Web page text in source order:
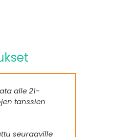
alle 21-
tanssien
seuraaville